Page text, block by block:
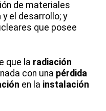
de materiales
el desarrollo; y
que posee
que la radiación
con una pérdida
en la instalación